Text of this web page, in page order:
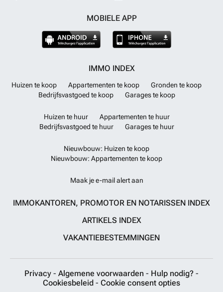
MOBIELE APP
IMMO INDEX
Huizen te koop Appartementen te koop
Gronden te koop
Bedrijfsvastgoed te koop
Garages te koop
Huizen te huur
Appartementen te huur
Bedrijfsvastgoed te huur
Garages te huur
Nieuwbouw: Huizen te koop
Nieuwbouw: Appartementen te koop
Maak je e-mail alert aan
IMMOKANTOREN, PROMOTOR EN NOTARISSEN INDEX
ARTIKELS INDEX
VAKANTIEBESTEMMINGEN
Privacy - Algemene voorwaarden - Hulp nodig? -
Cookiesbeleid - Cookie consent opties